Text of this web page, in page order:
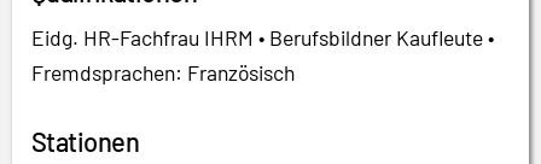
Eidg. HR-Fachfrau IHRM • Berufsbildner Kaufleute •
Fremdsprachen: Französisch
Stationen